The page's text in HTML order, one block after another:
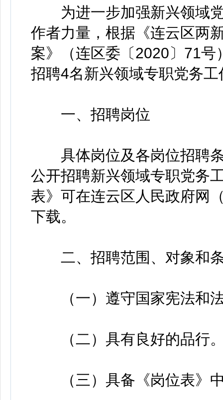
为进一步加强新兴领域党
作者力量，根据《连云区两
案》（连区委〔2020〕71
招聘4名新兴领域专职党务
一、招聘岗位
具体岗位及各岗位招聘条
公开招聘新兴领域专职党务
表》可在连云区人民政府网
下载。
二、招聘范围、对象和
（一）遵守国家宪法和
（二）具有良好的品行
（三）具备《岗位表》中